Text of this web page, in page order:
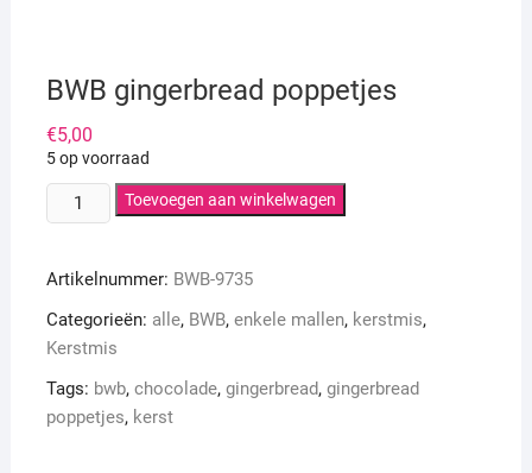
BWB gingerbread poppetjes
€5,00
5 op voorraad
BWB
gingerbread
aantal
Toevoegen aan winkelwagen
Artikelnummer: BWB-9735
Categorieën: alle, BWB, enkele mallen, kerstmis,
Kerstmis
Tags: bwb, chocolade, gingerbread, gingerbread
poppetjes, kerst